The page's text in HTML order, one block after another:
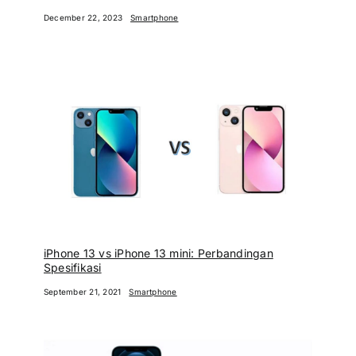
December 22, 2023 Smartphone
iPhone 13 vs iPhone 13 mini: Perbandingan
Spesifikasi
September 21, 2021 Smartphone